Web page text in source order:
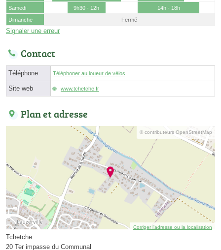
Samedi
9h30 - 12h
14h - 18h
Dimanche
Fermé
Signaler une erreur
Contact
Téléphone Téléphoner au loueur de vélos
Site web www.tchetche.fr
Plan et adresse
© contributeurs OpenStreetMap
Corriger l’adresse ou la localisation
Tchetche
20 Ter impasse du Communal